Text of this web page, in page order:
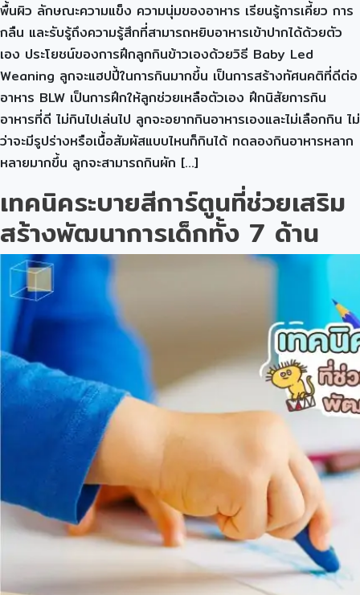
พื้นผิว ลักษณะความแข็ง ความนุ่มของอาหาร เรียนรู้การเคี้ยว การ
กลืน และรับรู้ถึงความรู้สึกที่สามารถหยิบอาหารเข้าปากได้ด้วยตัว
เอง ประโยชน์ของการฝึกลูกกินข้าวเองด้วยวิธี Baby Led
Weaning ลูกจะแฮปปี้ในการกินมากขึ้น เป็นการสร้างทัศนคติที่ดีต่อ
อาหาร BLW เป็นการฝึกให้ลูกช่วยเหลือตัวเอง ฝึกนิสัยการกิน
อาหารที่ดี ไม่กินไปเล่นไป ลูกจะอยากกินอาหารเองและไม่เลือกกิน ไม่
ว่าจะมีรูปร่างหรือเนื้อสัมผัสแบบไหนก็กินได้ ทดลองกินอาหารหลาก
หลายมากขึ้น ลูกจะสามารถกินผัก […]
เทคนิคระบายสีการ์ตูนที่ช่วยเสริม
สร้างพัฒนาการเด็กทั้ง 7 ด้าน